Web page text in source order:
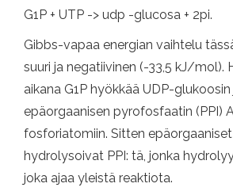
G1P + UTP -> udp -glucosa + 2pi.
Gibbs-vapaa energian vaihtelu
suuri ja negatiivinen (-33,5 kJ/mol).
aikana G1P hyökkää UDP-glukoosin
epäorgaanisen pyrofosfaatin (PPI)
fosforiatomiin. Sitten
hydrolysoivat PPI: tä, jonka
joka ajaa yleistä reaktiota.